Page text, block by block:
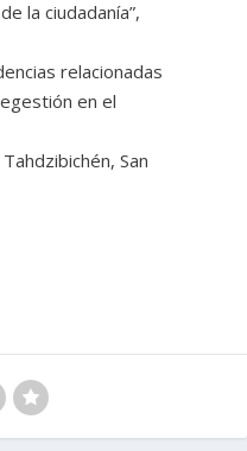
la ciudadanía”,
relacionadas
en el
San